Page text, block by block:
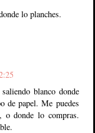
lo planches.
blanco donde
de papel. Me puedes
o donde lo compras.